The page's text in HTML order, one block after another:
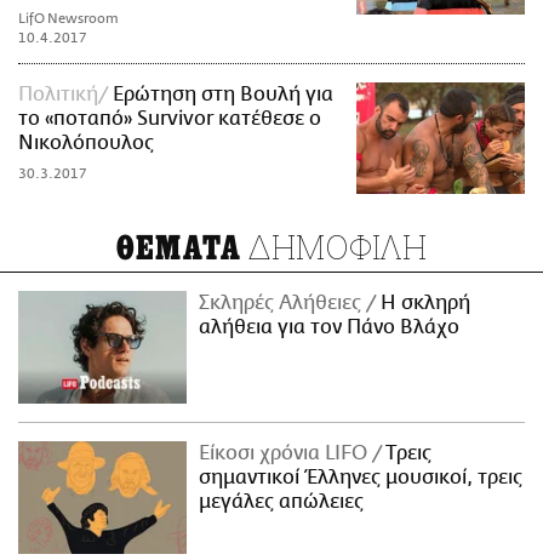
LifO Newsroom
10.4.2017
Πολιτική
Ερώτηση στη Βουλή για
το «ποταπό» Survivor κατέθεσε ο
Νικολόπουλος
30.3.2017
ΘΕΜΑΤΑ ΔΗΜΟΦΙΛΗ
Σκληρές Αλήθειες
H σκληρή
αλήθεια για τον Πάνο Βλάχο
Είκοσι χρόνια LIFO
Tρεις
σημαντικοί Έλληνες μουσικοί, τρεις
μεγάλες απώλειες